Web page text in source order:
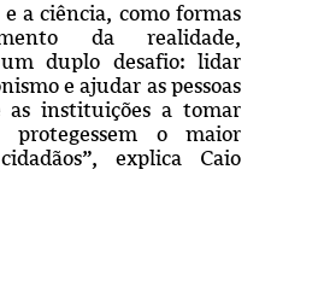
a ciência, como formas
da realidade,
duplo desafio: lidar
e ajudar as pessoas
as instituições a tomar
protegessem o maior
explica Caio